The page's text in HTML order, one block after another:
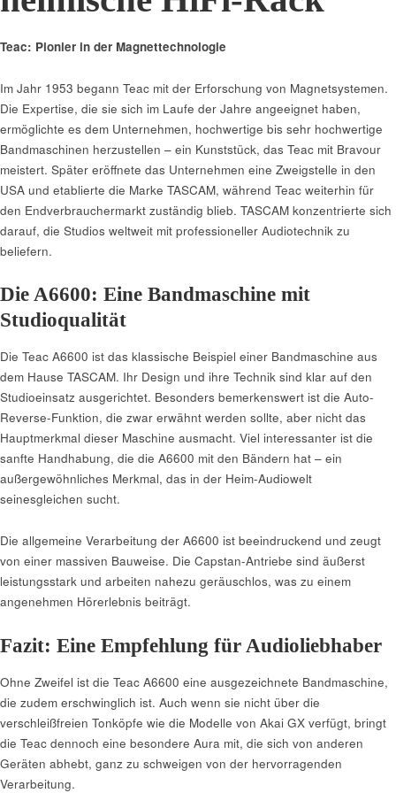
Teac: Pionier in der Magnettechnologie
Im Jahr 1953 begann Teac mit der Erforschung von Magnetsystemen.
Die Expertise, die sie sich im Laufe der Jahre angeeignet haben,
ermöglichte es dem Unternehmen, hochwertige bis sehr hochwertige
Bandmaschinen herzustellen – ein Kunststück, das Teac mit Bravour
meistert. Später eröffnete das Unternehmen eine Zweigstelle in den
USA und etablierte die Marke TASCAM, während Teac weiterhin für
den Endverbrauchermarkt zuständig blieb. TASCAM konzentrierte sich
darauf, die Studios weltweit mit professioneller Audiotechnik zu
beliefern.
Die A6600: Eine Bandmaschine mit
Studioqualität
Die Teac A6600 ist das klassische Beispiel einer Bandmaschine aus
dem Hause TASCAM. Ihr Design und ihre Technik sind klar auf den
Studioeinsatz ausgerichtet. Besonders bemerkenswert ist die Auto-
Reverse-Funktion, die zwar erwähnt werden sollte, aber nicht das
Hauptmerkmal dieser Maschine ausmacht. Viel interessanter ist die
sanfte Handhabung, die die A6600 mit den Bändern hat – ein
außergewöhnliches Merkmal, das in der Heim-Audiowelt
seinesgleichen sucht.
Die allgemeine Verarbeitung der A6600 ist beeindruckend und zeugt
von einer massiven Bauweise. Die Capstan-Antriebe sind äußerst
leistungsstark und arbeiten nahezu geräuschlos, was zu einem
angenehmen Hörerlebnis beiträgt.
Fazit: Eine Empfehlung für Audioliebhaber
Ohne Zweifel ist die Teac A6600 eine ausgezeichnete Bandmaschine,
die zudem erschwinglich ist. Auch wenn sie nicht über die
verschleißfreien Tonköpfe wie die Modelle von Akai GX verfügt, bringt
die Teac dennoch eine besondere Aura mit, die sich von anderen
Geräten abhebt, ganz zu schweigen von der hervorragenden
Verarbeitung.